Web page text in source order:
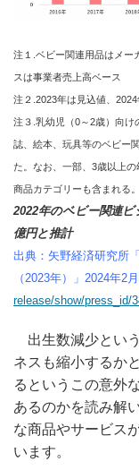
注１.ベビー関連用品はメー
スは事業者売上高ベース
注２.2023年は見込値、
注３.乳幼児（0～2歳）向け
誌、絵本、玩具等のベビー
た。なお、一部、3歳以上
商品カテゴリーも含まれる。
2022年のベビー関連
億円と推計
出典：矢野経済研究所
（2023年）」2024年2
release/show/press_id/
出生数減少とい
ネスも縮小するか
るというこの意外
あるのかを読み解
な商品やサービス
います。